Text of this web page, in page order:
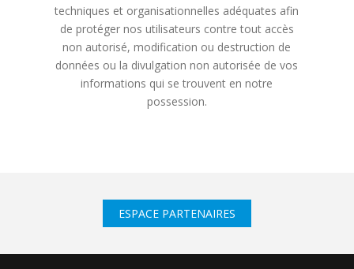
techniques et organisationnelles adéquates afin
de protéger nos utilisateurs contre tout accès
non autorisé, modification ou destruction de
données ou la divulgation non autorisée de vos
informations qui se trouvent en notre
possession.
ESPACE PARTENAIRES